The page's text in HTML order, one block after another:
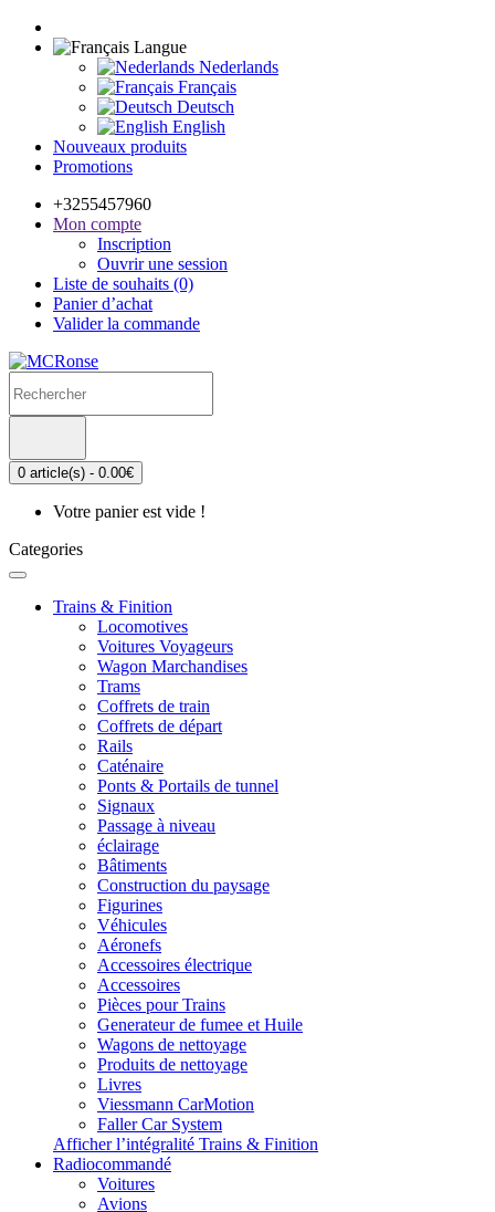
Langue
Nederlands
Français
Deutsch
English
Nouveaux produits
Promotions
+3255457960
Mon compte
Inscription
Ouvrir une session
Liste de souhaits (0)
Panier d’achat
Valider la commande
0 article(s) - 0.00€
Votre panier est vide !
Categories
Trains & Finition
Locomotives
Voitures Voyageurs
Wagon Marchandises
Trams
Coffrets de train
Coffrets de départ
Rails
Caténaire
Ponts & Portails de tunnel
Signaux
Passage à niveau
éclairage
Bâtiments
Construction du paysage
Figurines
Véhicules
Aéronefs
Accessoires électrique
Accessoires
Pièces pour Trains
Generateur de fumee et Huile
Wagons de nettoyage
Produits de nettoyage
Livres
Viessmann CarMotion
Faller Car System
Afficher l’intégralité Trains & Finition
Radiocommandé
Voitures
Avions